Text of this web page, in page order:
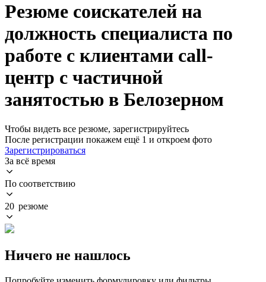
Резюме соискателей на
должность специалиста по
работе с клиентами call-
центр с частичной
занятостью в Белозерном
Чтобы видеть все резюме, зарегистрируйтесь
После регистрации покажем ещё 1 и откроем фото
Зарегистрироваться
За всё время
По соответствию
20 резюме
Ничего не нашлось